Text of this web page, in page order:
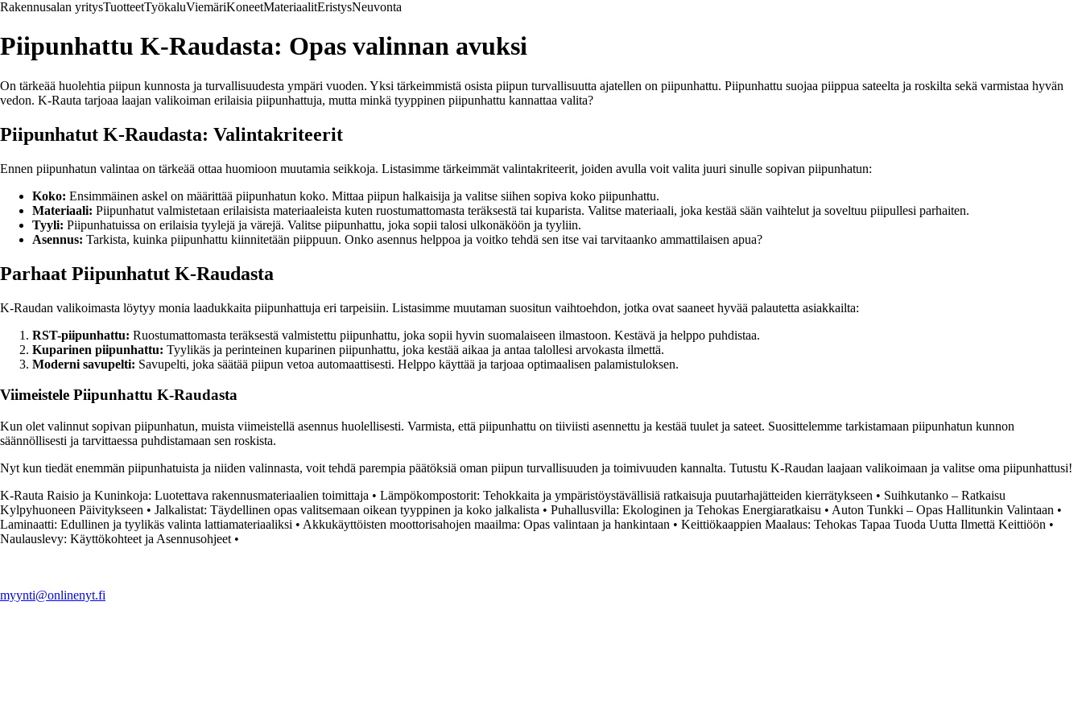
Rakennusalan yritysTuotteetTyökaluViemäriKoneetMateriaalitEristysNeuvonta
Piipunhattu K-Raudasta: Opas valinnan avuksi
On tärkeää huolehtia piipun kunnosta ja turvallisuudesta ympäri vuoden. Yksi tärkeimmistä osista piipun turvallisuutta ajatellen on piipunhattu. Piipunhattu suojaa piippua sateelta ja roskilta sekä varmistaa hyvän
vedon. K-Rauta tarjoaa laajan valikoiman erilaisia piipunhattuja, mutta minkä tyyppinen piipunhattu kannattaa valita?
Piipunhatut K-Raudasta: Valintakriteerit
Ennen piipunhatun valintaa on tärkeää ottaa huomioon muutamia seikkoja. Listasimme tärkeimmät valintakriteerit, joiden avulla voit valita juuri sinulle sopivan piipunhatun:
Koko: Ensimmäinen askel on määrittää piipunhatun koko. Mittaa piipun halkaisija ja valitse siihen sopiva koko piipunhattu.
Materiaali: Piipunhatut valmistetaan erilaisista materiaaleista kuten ruostumattomasta teräksestä tai kuparista. Valitse materiaali, joka kestää sään vaihtelut ja soveltuu piipullesi parhaiten.
Tyyli: Piipunhatuissa on erilaisia tyylejä ja värejä. Valitse piipunhattu, joka sopii talosi ulkonäköön ja tyyliin.
Asennus: Tarkista, kuinka piipunhattu kiinnitetään piippuun. Onko asennus helppoa ja voitko tehdä sen itse vai tarvitaanko ammattilaisen apua?
Parhaat Piipunhatut K-Raudasta
K-Raudan valikoimasta löytyy monia laadukkaita piipunhattuja eri tarpeisiin. Listasimme muutaman suositun vaihtoehdon, jotka ovat saaneet hyvää palautetta asiakkailta:
RST-piipunhattu: Ruostumattomasta teräksestä valmistettu piipunhattu, joka sopii hyvin suomalaiseen ilmastoon. Kestävä ja helppo puhdistaa.
Kuparinen piipunhattu: Tyylikäs ja perinteinen kuparinen piipunhattu, joka kestää aikaa ja antaa talollesi arvokasta ilmettä.
Moderni savupelti: Savupelti, joka säätää piipun vetoa automaattisesti. Helppo käyttää ja tarjoaa optimaalisen palamistuloksen.
Viimeistele Piipunhattu K-Raudasta
Kun olet valinnut sopivan piipunhatun, muista viimeistellä asennus huolellisesti. Varmista, että piipunhattu on tiiviisti asennettu ja kestää tuulet ja sateet. Suosittelemme tarkistamaan piipunhatun kunnon
säännöllisesti ja tarvittaessa puhdistamaan sen roskista.
Nyt kun tiedät enemmän piipunhatuista ja niiden valinnasta, voit tehdä parempia päätöksiä oman piipun turvallisuuden ja toimivuuden kannalta. Tutustu K-Raudan laajaan valikoimaan ja valitse oma piipunhattusi!
K-Rauta Raisio ja Kuninkoja: Luotettava rakennusmateriaalien toimittaja • Lämpökompostorit: Tehokkaita ja ympäristöystävällisiä ratkaisuja puutarhajätteiden kierrätykseen • Suihkutanko – Ratkaisu
Kylpyhuoneen Päivitykseen • Jalkalistat: Täydellinen opas valitsemaan oikean tyyppinen ja koko jalkalista • Puhallusvilla: Ekologinen ja Tehokas Energiaratkaisu • Auton Tunkki – Opas Hallitunkin Valintaan •
Laminaatti: Edullinen ja tyylikäs valinta lattiamateriaaliksi • Akkukäyttöisten moottorisahojen maailma: Opas valintaan ja hankintaan • Keittiökaappien Maalaus: Tehokas Tapaa Tuoda Uutta Ilmettä Keittiöön •
Naulauslevy: Käyttökohteet ja Asennusohjeet •
myynti@onlinenyt.fi